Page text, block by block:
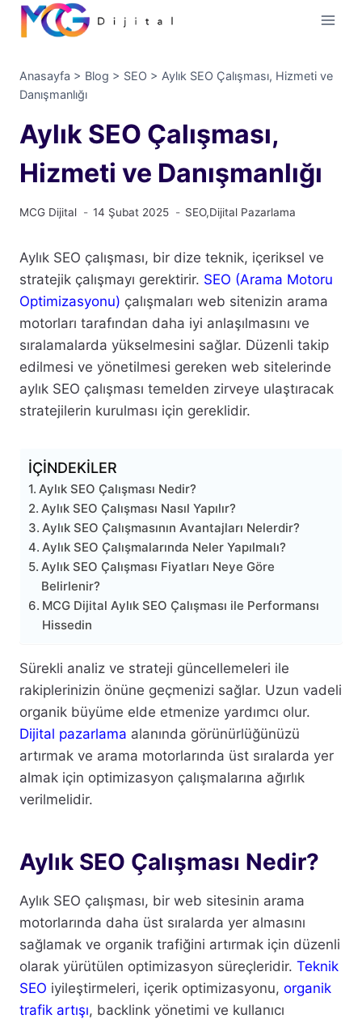
İçeriğe
geç
Anasayfa > Blog > SEO > Aylık SEO Çalışması, Hizmeti ve
Danışmanlığı
Aylık SEO Çalışması,
Hizmeti ve Danışmanlığı
MCG Dijital 14 Şubat 2025 SEO,Dijital Pazarlama
Aylık SEO çalışması, bir dize teknik, içeriksel ve
stratejik çalışmayı gerektirir. SEO (Arama Motoru
Optimizasyonu) çalışmaları web sitenizin arama
motorları tarafından daha iyi anlaşılmasını ve
sıralamalarda yükselmesini sağlar. Düzenli takip
edilmesi ve yönetilmesi gereken web sitelerinde
aylık SEO çalışması temelden zirveye ulaştıracak
stratejilerin kurulması için gereklidir.
İÇİNDEKİLER
Aylık SEO Çalışması Nedir?
Aylık SEO Çalışması Nasıl Yapılır?
Aylık SEO Çalışmasının Avantajları Nelerdir?
Aylık SEO Çalışmalarında Neler Yapılmalı?
Aylık SEO Çalışması Fiyatları Neye Göre
Belirlenir?
MCG Dijital Aylık SEO Çalışması ile Performansı
Hissedin
Sürekli analiz ve strateji güncellemeleri ile
rakiplerinizin önüne geçmenizi sağlar. Uzun vadeli
organik büyüme elde etmenize yardımcı olur.
Dijital pazarlama alanında görünürlüğünüzü
artırmak ve arama motorlarında üst sıralarda yer
almak için optimizasyon çalışmalarına ağırlık
verilmelidir.
Aylık SEO Çalışması Nedir?
Aylık SEO çalışması, bir web sitesinin arama
motorlarında daha üst sıralarda yer almasını
sağlamak ve organik trafiğini artırmak için düzenli
olarak yürütülen optimizasyon süreçleridir. Teknik
SEO iyileştirmeleri, içerik optimizasyonu, organik
trafik artışı, backlink yönetimi ve kullanıcı